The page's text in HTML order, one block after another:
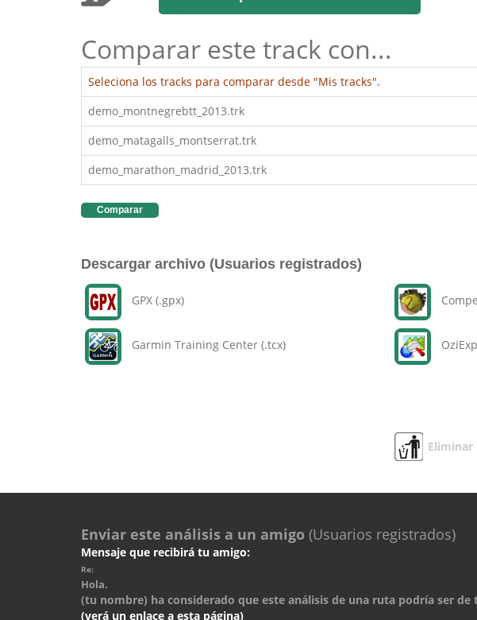
Comparar este track con...
Seleciona los tracks para comparar desde "Mis tracks".
demo_montnegrebtt_2013.trk
demo_matagalls_montserrat.trk
demo_marathon_madrid_2013.trk
Comparar
Descargar archivo (Usuarios registrados)
GPX (.gpx)
Garmin Training Center (.tcx)
Eliminar
Enviar este análisis a un amigo (Usuarios registrados)
Mensaje que recibirá tu amigo:
Re:
Hola.
(tu nombre) ha considerado que este análisis de una ruta podría ser de
(verá un enlace a esta página)